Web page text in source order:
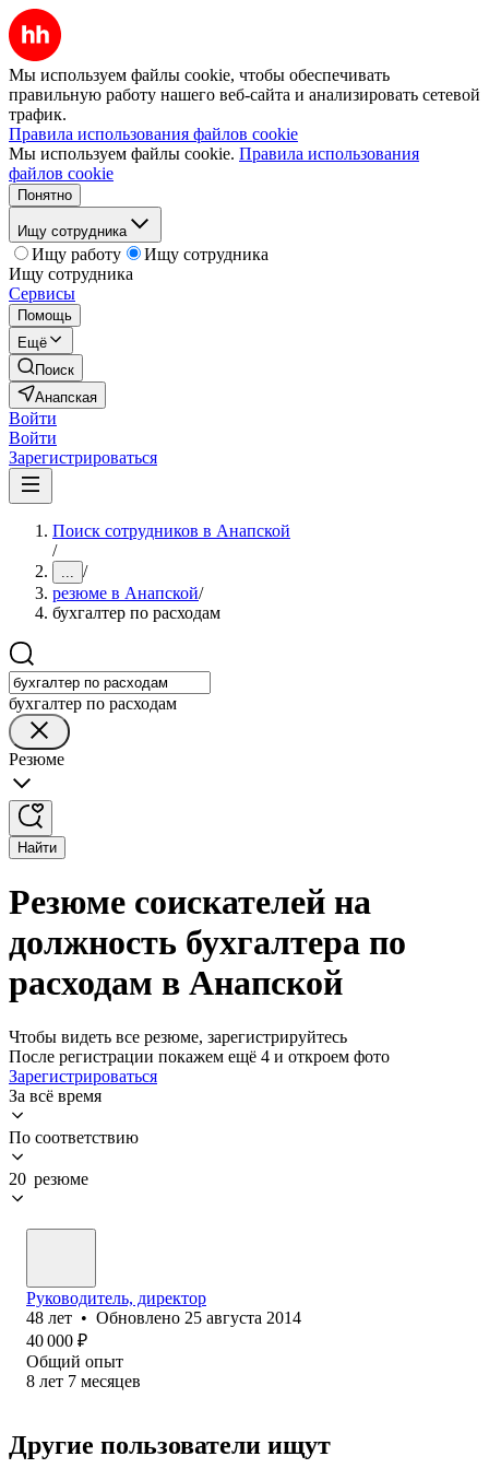
Мы используем файлы cookie, чтобы обеспечивать
правильную работу нашего веб-сайта и анализировать сетевой
трафик.
Правила использования файлов cookie
Мы используем файлы cookie. Правила использования
файлов cookie
Понятно
Ищу сотрудника
Ищу работу
Ищу сотрудника
Ищу сотрудника
Сервисы
Помощь
Ещё
Поиск
Анапская
Войти
Войти
Зарегистрироваться
Поиск сотрудников в Анапской
/
... /
резюме в Анапской/
бухгалтер по расходам
бухгалтер по расходам
Резюме
Найти
Резюме соискателей на
должность бухгалтера по
расходам в Анапской
Чтобы видеть все резюме, зарегистрируйтесь
После регистрации покажем ещё 4 и откроем фото
Зарегистрироваться
За всё время
По соответствию
20 резюме
Руководитель, директор
48 лет • Обновлено 25 августа 2014
40 000 ₽
Общий опыт
8 лет 7 месяцев
Другие пользователи ищут